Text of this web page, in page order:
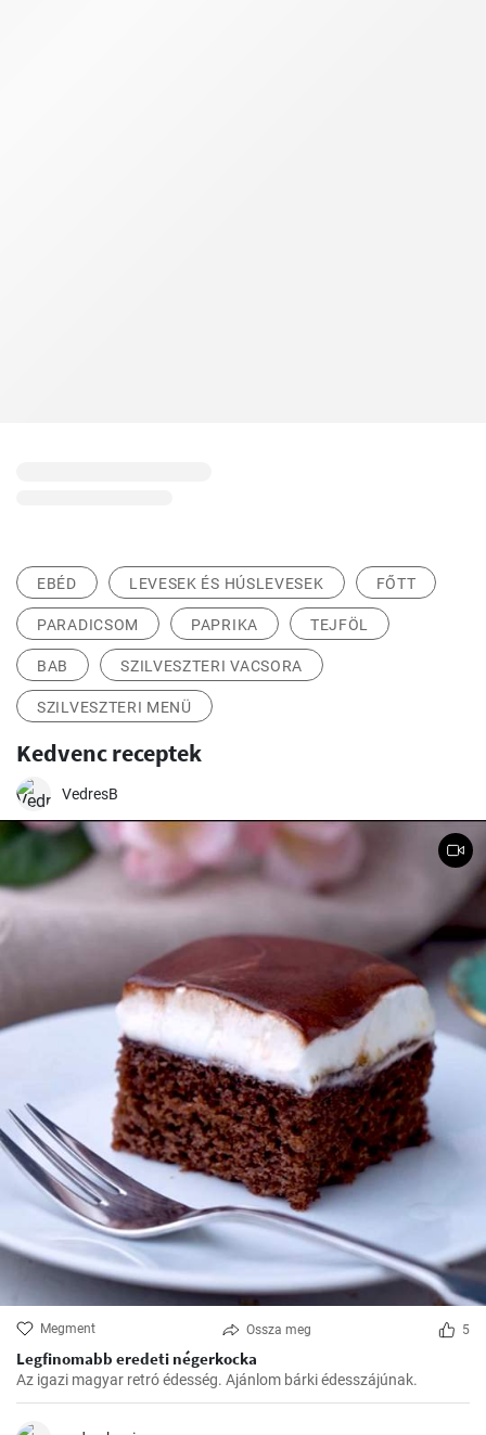
EBÉD LEVESEK ÉS HÚSLEVESEK FŐTT
PARADICSOM PAPRIKA TEJFÖL
BAB SZILVESZTERI VACSORA
SZILVESZTERI MENÜ
Kedvenc receptek
VedresB
Megment Ossza meg 5
Legfinomabb eredeti négerkocka
Az igazi magyar retró édesség. Ajánlom bárki édesszájúnak.